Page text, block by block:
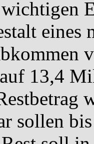
eines
13,4
sollen bis